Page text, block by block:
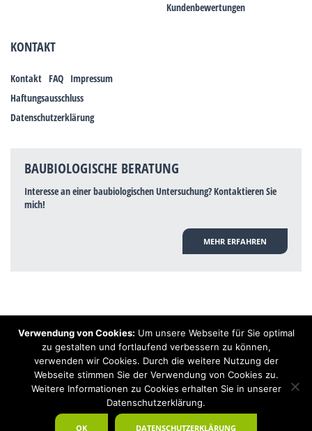
Kundenbewertungen
KONTAKT
Kontakt FAQ Impressum
Haftungsausschluss
Datenschutzerklärung
BAUBIOLOGISCHE BERATUNG
Interesse an einer baubiologischen Untersuchung? Kontaktieren Sie
mich!
MEHR ERFAHREN
Hinweis: Trotz zahlreicher Studien, die einen Zusammenhang zwischen
Elektrosmog und gesundheitlichen Problemen aufzeigen, ist es von der
praktischen Schulmedizin bisher wissenschaftlich nicht anerkannt, dass
Elektrosmog und Erdstrahlen gesundheitliche Auswirkungen haben können.
Ähnliches galt auch über Jahrzehnte für die Akkupunktur und die
Homöopathie. Sie suchen einen Baubiologen? Baubiologe Baldermnn - Ihr
Spezialist für gesunden Schlaf!
Verwendung von Cookies: Um unsere Webseite für Sie optimal
zu gestalten und fortlaufend verbessern zu können,
verwenden wir Cookies. Durch die weitere Nutzung der
Webseite stimmen Sie der Verwendung von Cookies zu.
Weitere Informationen zu Cookies erhalten Sie in unserer
Datenschutzerklärung.
OK DATENSCHUTZERKLÄRUNG